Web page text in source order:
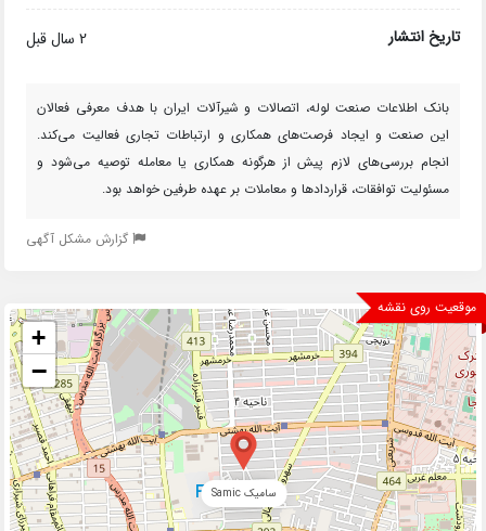
تاریخ انتشار 2 سال قبل
بانک اطلاعات صنعت لوله، اتصالات و شیرآلات ایران با هدف معرفی فعالان
این صنعت و ایجاد فرصت‌های همکاری و ارتباطات تجاری فعالیت می‌کند.
انجام بررسی‌های لازم پیش از هرگونه همکاری یا معامله توصیه می‌شود و
مسئولیت توافقات، قراردادها و معاملات بر عهده طرفین خواهد بود.
گزارش مشکل آگهی
موقعیت روی نقشه
سامیک Samic
+
−